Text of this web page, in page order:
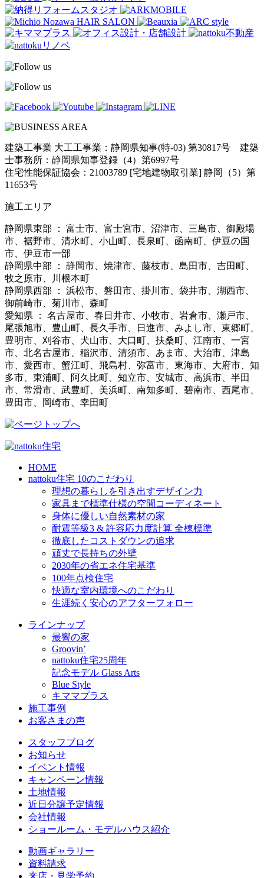
建築工事業 大工工事業：静岡県知事(特-03) 第30817号 建築
士事務所：静岡県知事登録（4）第6997号
住宅性能保証協会：21003789 [宅地建物取引業] 静岡（5）第
11653号
施工エリア
静岡県東部 ： 富士市、富士宮市、沼津市、三島市、御殿場
市、裾野市、清水町、小山町、長泉町、函南町、伊豆の国
市、伊豆市一部
静岡県中部 ： 静岡市、焼津市、藤枝市、島田市、吉田町、
牧之原市、川根本町
静岡県西部 ： 浜松市、磐田市、掛川市、袋井市、湖西市、
御前崎市、菊川市、森町
愛知県 ： 名古屋市、春日井市、小牧市、岩倉市、瀬戸市、
尾張旭市、豊山町、長久手市、日進市、みよし市、東郷町、
豊明市、刈谷市、犬山市、大口町、扶桑町、江南市、一宮
市、北名古屋市、稲沢市、清須市、あま市、大治市、津島
市、愛西市、蟹江町、飛島村、弥富市、東海市、大府市、知
多市、東浦町、阿久比町、知立市、安城市、高浜市、半田
市、常滑市、武豊町、美浜町、南知多町、碧南市、西尾市、
豊田市、岡崎市、幸田町
HOME
nattoku住宅 10のこだわり
理想の暮らしを引き出すデザイン力
家具まで標準仕様の空間コーディネート
身体に優しい自然素材の家
耐震等級3 & 許容応力度計算 全棟標準
徹底したコストダウンの追求
頑丈で長持ちの外壁
2030年の省エネ住宅基準
100年点検住宅
快適な室内環境へのこだわり
生涯続く安心のアフターフォロー
ラインナップ
最響の家
Groovin’
nattoku住宅25周年
記念モデル Glass Arts
Blue Style
キママプラス
施工事例
お客さまの声
スタッフブログ
お知らせ
イベント情報
キャンペーン情報
土地情報
近日分譲予定情報
会社情報
ショールーム・モデルハウス紹介
動画ギャラリー
資料請求
来店・見学予約